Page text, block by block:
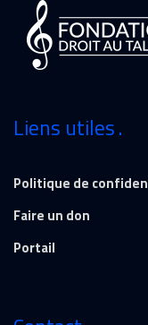
Liens utiles
Politique de
Faire un don
Portail